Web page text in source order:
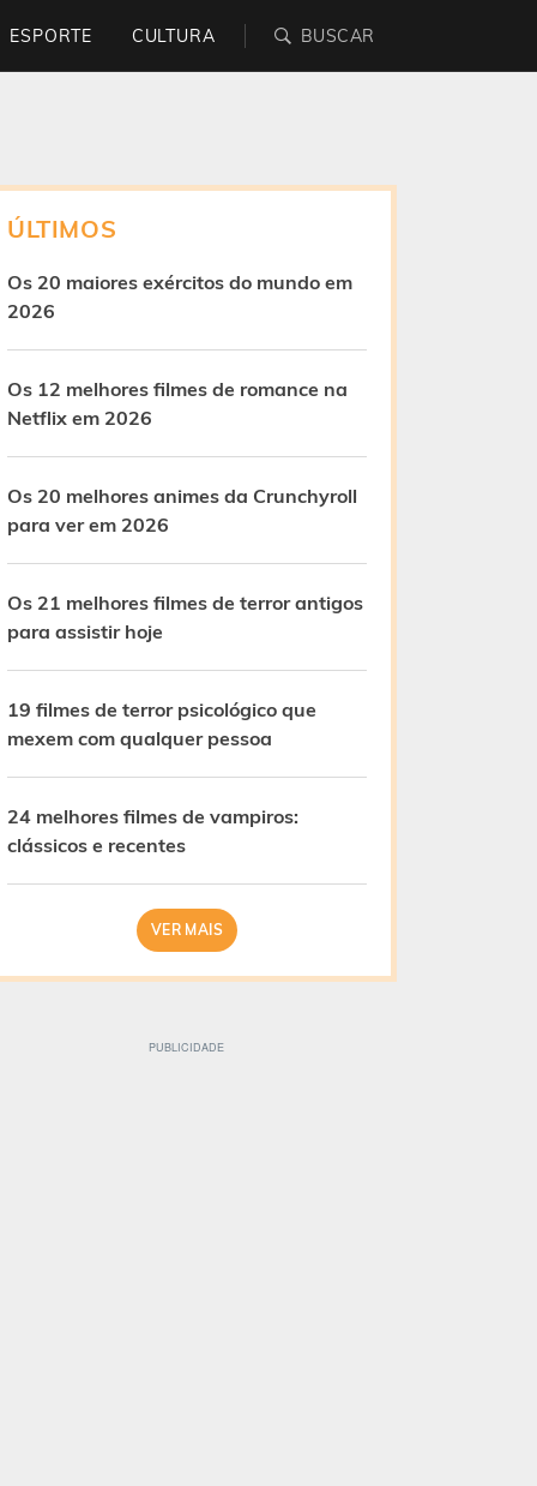
ESPORTE CULTURA
ÚLTIMOS
Os 20 maiores exércitos do mundo em
2026
Os 12 melhores filmes de romance na
Netflix em 2026
Os 20 melhores animes da Crunchyroll
para ver em 2026
Os 21 melhores filmes de terror antigos
para assistir hoje
19 filmes de terror psicológico que
mexem com qualquer pessoa
24 melhores filmes de vampiros:
clássicos e recentes
VER MAIS